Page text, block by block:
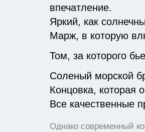
впечатление.
Яркий, как
Марж, в которую
Том, за которого
Соленый морской
Концовка, которая
Все качественные
Однако современный